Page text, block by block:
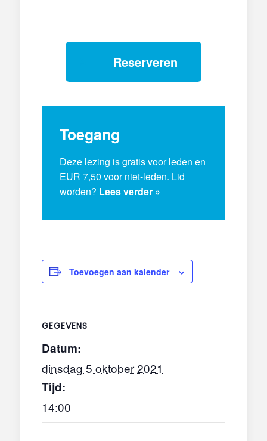
Reserveren
Toegang
Deze lezing is gratis voor leden en
EUR 7,50 voor niet-leden. Lid
worden? Lees verder »
Toevoegen aan kalender
GEGEVENS
Datum:
dinsdag 5 oktober 2021
Tijd:
14:00